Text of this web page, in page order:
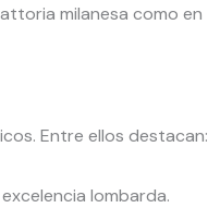
milanesa como en
Entre ellos destacan:
lombarda.